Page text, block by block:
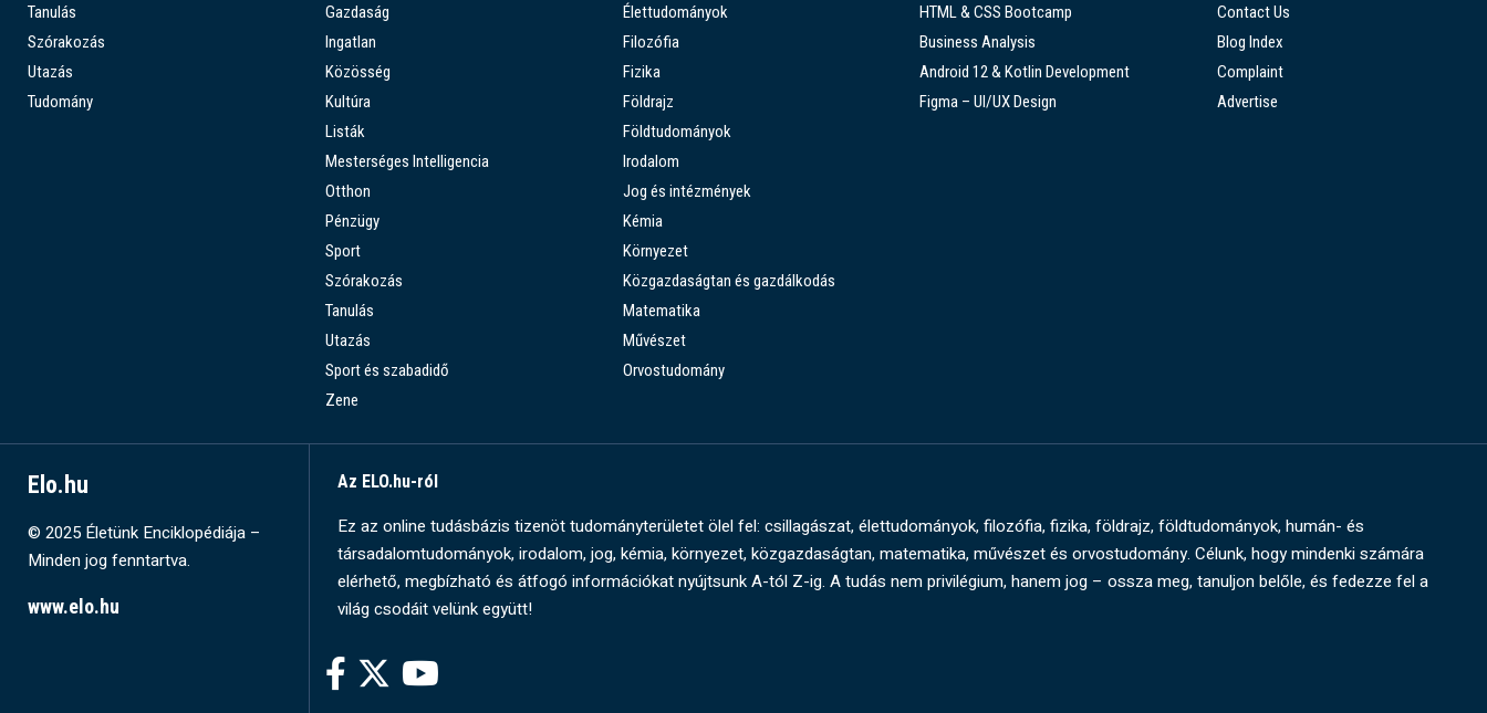
Tanulás
Szórakozás
Utazás
Tudomány
Gazdaság
Ingatlan
Közösség
Kultúra
Listák
Mesterséges Intelligencia
Otthon
Pénzügy
Sport
Szórakozás
Tanulás
Utazás
Sport és szabadidő
Zene
Élettudományok
Filozófia
Fizika
Földrajz
Földtudományok
Irodalom
Jog és intézmények
Kémia
Környezet
Közgazdaságtan és gazdálkodás
Matematika
Művészet
Orvostudomány
HTML & CSS Bootcamp
Business Analysis
Android 12 & Kotlin Development
Figma – UI/UX Design
Contact Us
Blog Index
Complaint
Advertise
Elo.hu
© 2025 Életünk Enciklopédiája –
Minden jog fenntartva.
www.elo.hu
Az ELO.hu-ról
Ez az online tudásbázis tizenöt tudományterületet ölel fel: csillagászat, élettudományok, filozófia, fizika, földrajz, földtudományok, humán- és
társadalomtudományok, irodalom, jog, kémia, környezet, közgazdaságtan, matematika, művészet és orvostudomány. Célunk, hogy mindenki számára
elérhető, megbízható és átfogó információkat nyújtsunk A-tól Z-ig. A tudás nem privilégium, hanem jog – ossza meg, tanuljon belőle, és fedezze fel a
világ csodáit velünk együtt!